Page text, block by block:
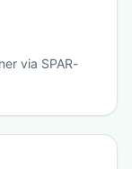
via SPAR-